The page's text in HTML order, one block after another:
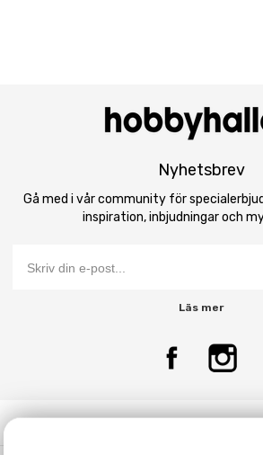
Nyhetsbrev
Gå med i vår community för
inspiration, inbjudningar och
Läs mer
Kontakta Oss